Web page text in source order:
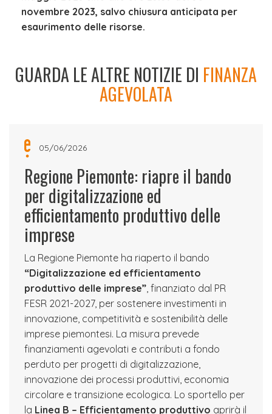
novembre 2023, salvo chiusura anticipata per
esaurimento delle risorse.
GUARDA LE ALTRE NOTIZIE DI FINANZA
AGEVOLATA
05/06/2026
Regione Piemonte: riapre il bando
per digitalizzazione ed
efficientamento produttivo delle
imprese
La Regione Piemonte ha riaperto il bando
“Digitalizzazione ed efficientamento
produttivo delle imprese”, finanziato dal PR
FESR 2021-2027, per sostenere investimenti in
innovazione, competitività e sostenibilità delle
imprese piemontesi. La misura prevede
finanziamenti agevolati e contributi a fondo
perduto per progetti di digitalizzazione,
innovazione dei processi produttivi, economia
circolare e transizione ecologica. Lo sportello per
la Linea B – Efficientamento produttivo aprirà il